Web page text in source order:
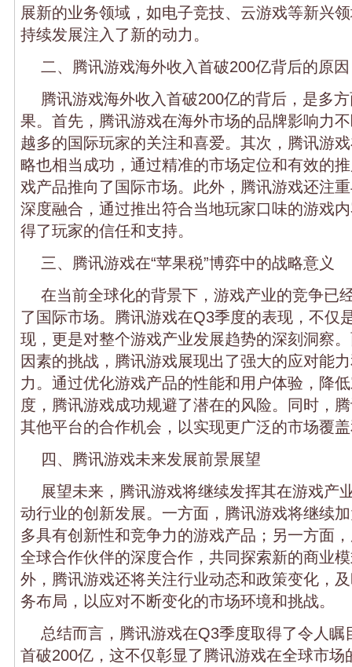
展新的业务领域，如电子竞技、云游戏等新兴
持续发展注入了新的动力。
二、腾讯游戏海外收入首破200亿背后的原因
腾讯游戏海外收入首破200亿的背后，是多
果。首先，腾讯游戏在海外市场的品牌影响力
越多的国际玩家的关注和喜爱。其次，腾讯游
略也相当成功，通过精准的市场定位和有效的
戏产品推向了国际市场。此外，腾讯游戏还注
深度融合，通过推出符合当地玩家口味的游戏
得了玩家的信任和支持。
三、腾讯游戏在“苹果税”博弈中的战略意义
在当前全球化的背景下，游戏产业的竞争已
了国际市场。腾讯游戏在Q3季度的表现，不仅
现，更是对整个游戏产业发展趋势的深刻洞察
因素的挑战，腾讯游戏展现出了强大的应对能
力。通过优化游戏产品的性能和用户体验，降
度，腾讯游戏成功规避了潜在的风险。同时，
其他平台的合作机会，以实现更广泛的市场覆
四、腾讯游戏未来发展前景展望
展望未来，腾讯游戏将继续发挥其在游戏产
动行业的创新发展。一方面，腾讯游戏将继续
多具有创新性和竞争力的游戏产品；另一方面
全球合作伙伴的深度合作，共同探索新的商业
外，腾讯游戏还将关注行业动态和政策变化，
务布局，以应对不断变化的市场环境和挑战。
总结而言，腾讯游戏在Q3季度取得了令人瞩
首破200亿，这不仅彰显了腾讯游戏在全球市场